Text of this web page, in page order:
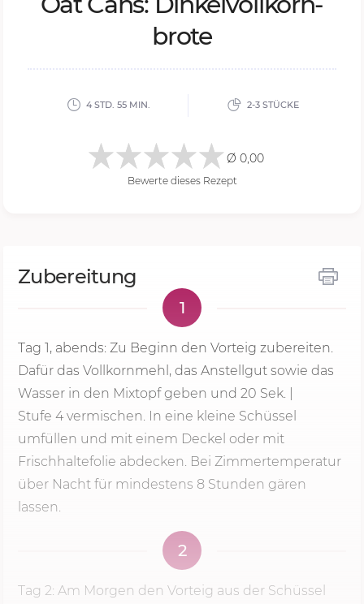
bro­te
4 STD. 55 MIN. 2-3 STÜCKE
Ø 0,00
Bewerte dieses Rezept
Zubereitung
1
Tag 1, abends: Zu Beginn den Vorteig zubereiten.
Dafür das Vollkornmehl, das Anstellgut sowie das
Wasser in den Mixtopf geben und 20 Sek.
Stufe 4vermischen. In eine kleine Schüssel
umfüllen und mit einem Deckel oder mit
Frischhaltefolie abdecken. Bei Zimmertemperatur
über Nacht für mindestens 8 Stunden gären
lassen.
2
Tag 2: Am Morgen den Vorteig aus der Schüssel